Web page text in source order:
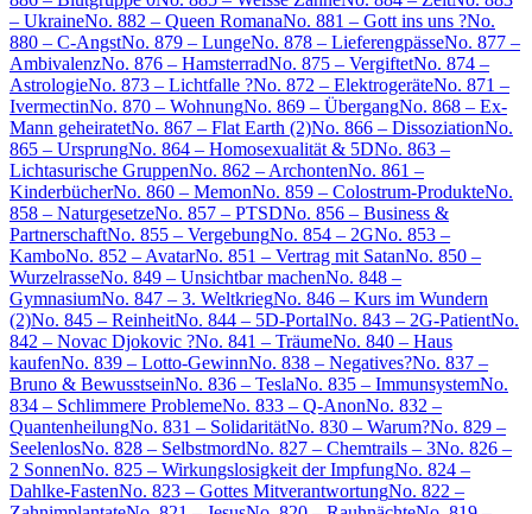
– UkraineNo. 882 – Queen RomanaNo. 881 – Gott ins uns ?No.
880 – C-AngstNo. 879 – LungeNo. 878 – LieferengpässeNo. 877 –
AmbivalenzNo. 876 – HamsterradNo. 875 – VergiftetNo. 874 –
AstrologieNo. 873 – Lichtfalle ?No. 872 – ElektrogeräteNo. 871 –
IvermectinNo. 870 – WohnungNo. 869 – ÜbergangNo. 868 – Ex-
Mann geheiratetNo. 867 – Flat Earth (2)No. 866 – DissoziationNo.
865 – UrsprungNo. 864 – Homosexualität & 5DNo. 863 –
Lichtasurische GruppenNo. 862 – ArchontenNo. 861 –
KinderbücherNo. 860 – MemonNo. 859 – Colostrum-ProdukteNo.
858 – NaturgesetzeNo. 857 – PTSDNo. 856 – Business &
PartnerschaftNo. 855 – VergebungNo. 854 – 2GNo. 853 –
KamboNo. 852 – AvatarNo. 851 – Vertrag mit SatanNo. 850 –
WurzelrasseNo. 849 – Unsichtbar machenNo. 848 –
GymnasiumNo. 847 – 3. WeltkriegNo. 846 – Kurs im Wundern
(2)No. 845 – ReinheitNo. 844 – 5D-PortalNo. 843 – 2G-PatientNo.
842 – Novac Djokovic ?No. 841 – TräumeNo. 840 – Haus
kaufenNo. 839 – Lotto-GewinnNo. 838 – Negatives?No. 837 –
Bruno & BewusstseinNo. 836 – TeslaNo. 835 – ImmunsystemNo.
834 – Schlimmere ProblemeNo. 833 – Q-AnonNo. 832 –
QuantenheilungNo. 831 – SolidaritätNo. 830 – Warum?No. 829 –
SeelenlosNo. 828 – SelbstmordNo. 827 – Chemtrails – 3No. 826 –
2 SonnenNo. 825 – Wirkungslosigkeit der ImpfungNo. 824 –
Dahlke-FastenNo. 823 – Gottes MitverantwortungNo. 822 –